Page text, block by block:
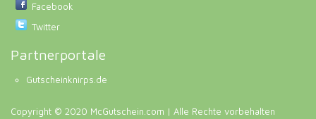
Facebook
Twitter
Partnerportale
Gutscheinknirps.de
Copyright © 2020 McGutschein.com | Alle Rechte vorbehalten